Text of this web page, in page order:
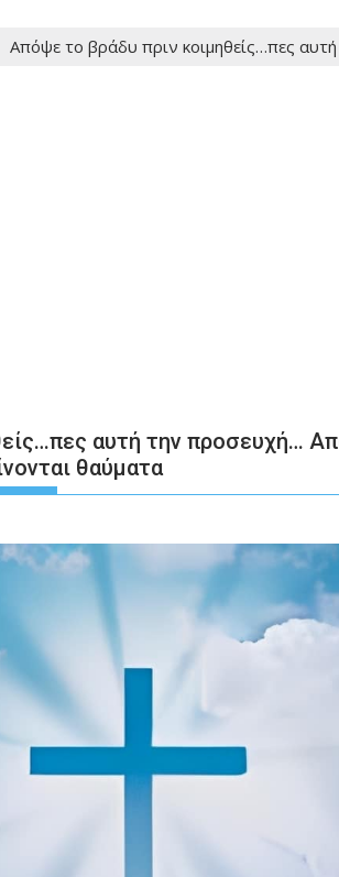
Απόψε το βράδυ πριν κοιμηθείς…πες
αυτή την προσευχή…
θαύματα